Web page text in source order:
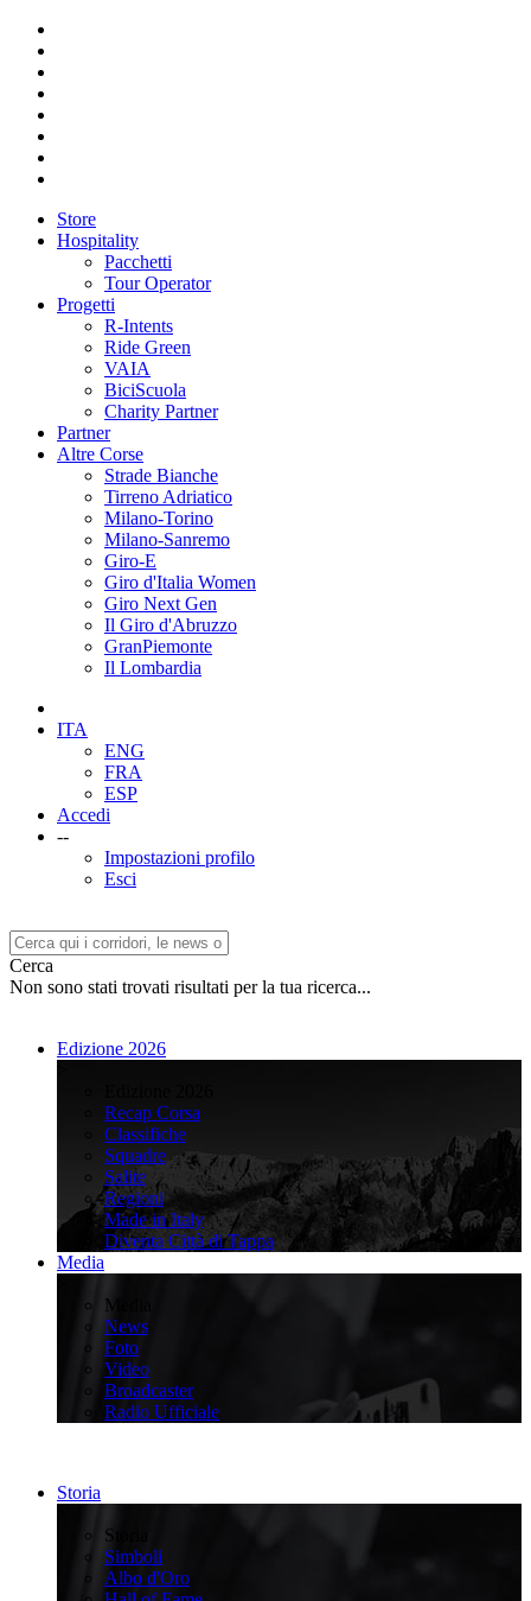
Store
Hospitality
Pacchetti
Tour Operator
Progetti
R-Intents
Ride Green
VAIA
BiciScuola
Charity Partner
Partner
Altre Corse
Strade Bianche
Tirreno Adriatico
Milano-Torino
Milano-Sanremo
Giro-E
Giro d'Italia Women
Giro Next Gen
Il Giro d'Abruzzo
GranPiemonte
Il Lombardia
ITA
ENG
FRA
ESP
Accedi
--
Impostazioni profilo
Esci
Cerca
Non sono stati trovati risultati per la tua ricerca...
Edizione 2026
Recap Corsa
Classifiche
Squadre
Salite
Regioni
Made in Italy
Diventa Città di Tappa
Media
Media
News
Foto
Video
Broadcaster
Radio Ufficiale
Storia
Storia
Simboli
Albo d'Oro